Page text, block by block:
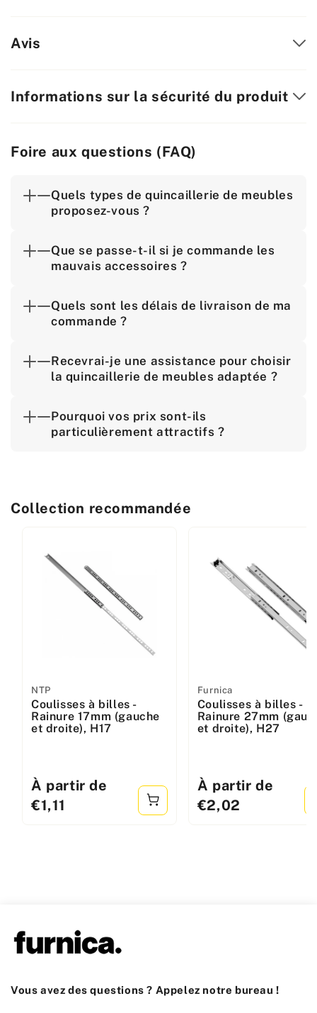
Avis
Informations sur la sécurité du produit
Foire aux questions (FAQ)
Quels types de quincaillerie de meubles
proposez-vous ?
Que se passe-t-il si je commande les
mauvais accessoires ?
Quels sont les délais de livraison de ma
commande ?
Recevrai-je une assistance pour choisir
la quincaillerie de meubles adaptée ?
Pourquoi vos prix sont-ils
particulièrement attractifs ?
Collection recommandée
Fabricant
:
NTP
Coulisses à billes -
Rainure 17mm (gauche
et droite), H17
Prix
standard
À partir de
€1,11
Fabricant
:
Furnica
Coulisses à billes -
Rainure 27mm
et droite), H27
Prix
standard
À partir de
€2,02
Vous avez des questions ? Appelez notre bureau !